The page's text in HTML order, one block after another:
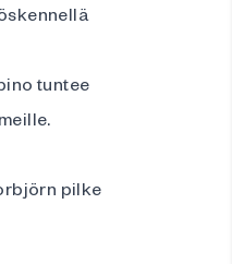
tuntee
pilke